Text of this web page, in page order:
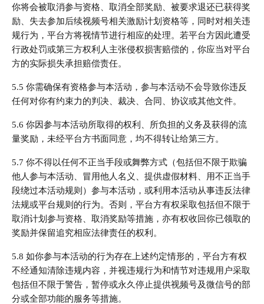
你将会被取消参与资格、取消全部奖励、被要求退还已获得奖
励、失去参加后续视频号相关激励计划资格等，同时对相关违
规行为，平台方将视情节进行相应的处理。若平台方因此遭受
行政处罚或第三方权利人主张侵权损害赔偿的，你应当对平台
方的实际损失承担赔偿责任。
5.5 你需确保有资格参与本活动，参与本活动不会导致你违反
任何对你有约束力的判决、裁决、合同、协议或其他文件。
5.6 你因参与本活动所取得的权利、所负担的义务及获得的流
量奖励，未经平台方书面同意，均不得转让给第三方。
5.7 你不得以任何不正当手段或舞弊方式（包括但不限于欺骗
他人参与本活动、冒用他人名义、提供虚假材料、用不正当手
段绕过本活动规则）参与本活动，或利用本活动从事违反法律
法规或平台规则的行为。否则，平台方有权采取包括但不限于
取消计划参与资格、取消奖励等措施，亦有权收回你已领取的
奖励并保留追究相应法律责任的权利。
5.8 如你参与本活动的行为存在上述约定情形的，平台方有权
不经通知清除违规内容，并视违规行为和情节对违规用户采取
包括但不限于警告，暂停或永久停止提供视频号及微信号的部
分或全部功能的服务等措施。